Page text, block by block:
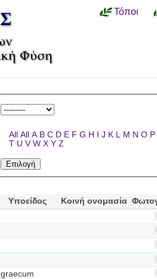
Τόποι
All All A B C D E F G H I J K L M N O P
T U V W X Y Z
Υποείδος Κοινή ονομασία
graecum